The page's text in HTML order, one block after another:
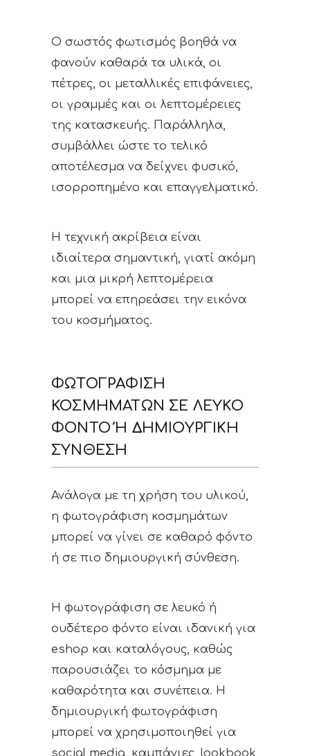
Ο σωστός φωτισμός βοηθά να
φανούν καθαρά τα υλικά, οι
πέτρες, οι μεταλλικές επιφάνειες,
οι γραμμές και οι λεπτομέρειες
της κατασκευής. Παράλληλα,
συμβάλλει ώστε το τελικό
αποτέλεσμα να δείχνει φυσικό,
ισορροπημένο και επαγγελματικό.
Η τεχνική ακρίβεια είναι
ιδιαίτερα σημαντική, γιατί ακόμη
και μια μικρή λεπτομέρεια
μπορεί να επηρεάσει την εικόνα
του κοσμήματος.
ΦΩΤΟΓΡΆΦΙΣΗ
ΚΟΣΜΗΜΆΤΩΝ ΣΕ ΛΕΥΚΌ
ΦΌΝΤΟ Ή ΔΗΜΙΟΥΡΓΙΚΉ Σ
ΎΝΘΕΣΗ
Ανάλογα με τη χρήση του υλικού,
η φωτογράφιση κοσμημάτων
μπορεί να γίνει σε καθαρό φόντο
ή σε πιο δημιουργική σύνθεση.
Η φωτογράφιση σε λευκό ή
ουδέτερο φόντο είναι ιδανική για
eshop και καταλόγους, καθώς
παρουσιάζει το κόσμημα με
καθαρότητα και συνέπεια. Η
δημιουργική φωτογράφιση
μπορεί να χρησιμοποιηθεί για
social media, καμπάνιες, lookbook,